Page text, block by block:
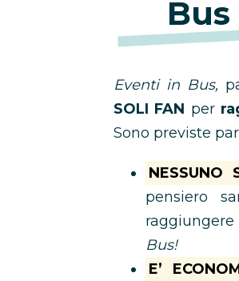
Eventi in Bus,
SOLI FAN per
Sono previste
NESSUNO
pensiero
Bus!
E’